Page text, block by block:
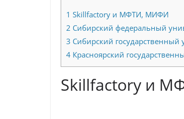
1 Skillfactory и МФТИ, МИФИ
2 Сибирский федеральный
3 Сибирский
4 Красноярский
Skillfactory и